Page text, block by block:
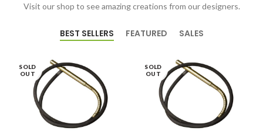
Visit our shop to see amazing creations from our designers.
BEST SELLERS FEATURED SALES
SOLD
OUT
SOLD
OUT